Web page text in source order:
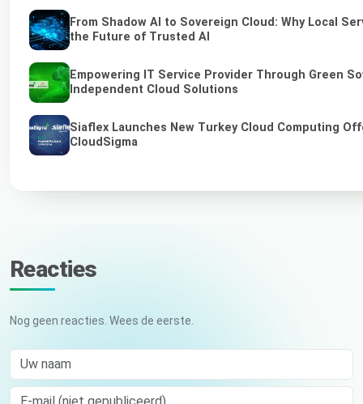
From Shadow AI to Sovereign Cloud: Why Local
the Future of Trusted AI
Empowering IT Service Provider Through Green
Independent Cloud Solutions
Siaflex Launches New Turkey Cloud Computing
CloudSigma
Reacties
Nog geen reacties. Wees de eerste.
Uw naam
E-mail (niet gepubliceerd)